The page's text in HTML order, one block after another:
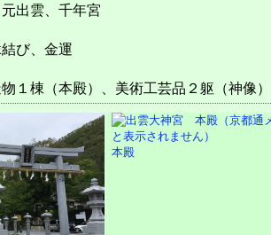
出雲、千年宮
び、金運
１棟（本殿）、美術工芸品２躯（神像）
本殿